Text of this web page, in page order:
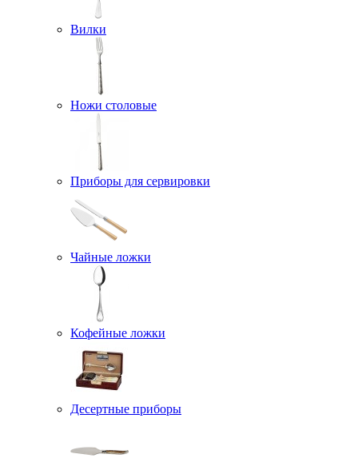
Вилки
Ножи столовые
Приборы для сервировки
Чайные ложки
Кофейные ложки
Десертные приборы